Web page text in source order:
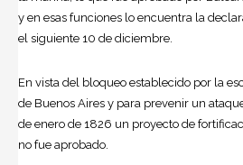
y en esas funciones lo encuentra la
el siguiente 10 de diciembre.
En vista del bloqueo establecido por la
de Buenos Aires y para prevenir un
de enero de 1826 un proyecto de
no fue aprobado.